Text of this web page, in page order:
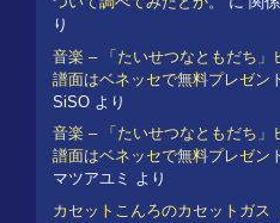
り
音楽 – 「たいせつなともだち」
譜面はベネッセで無料プレゼン
SiSO より
音楽 – 「たいせつなともだち」
譜面はベネッセで無料プレゼン
マツアユミ より
カセットこんろのカセットガス